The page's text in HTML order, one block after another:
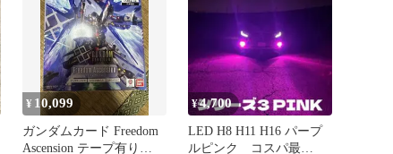
¥ 10,099
ガンダムカード Freedom
Ascension テープ有り
¥4,700
LED H8 H11 H16 パープ
ルピンク コスパ最